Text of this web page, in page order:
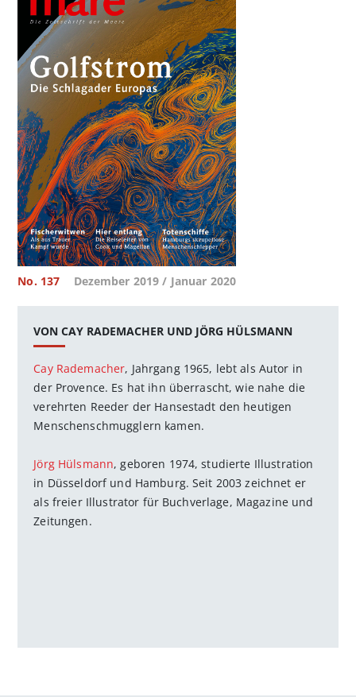
No. 137 Dezember 2019 / Januar 2020
VON CAY RADEMACHER UND JÖRG HÜLSMANN
Cay Rademacher, Jahrgang 1965, lebt als Autor in
der Provence. Es hat ihn überrascht, wie nahe die
verehrten Reeder der Hansestadt den heutigen
Menschenschmugglern kamen.
Jörg Hülsmann, geboren 1974, studierte Illustration
in Düsseldorf und Hamburg. Seit 2003 zeichnet er
als freier Illustrator für Buchverlage, Magazine und
Zeitungen.